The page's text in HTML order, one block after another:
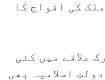
کی افواج کا
علاقے میں کئی
اسلامیہ بھی